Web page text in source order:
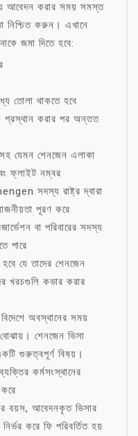
আবেদন করার সময় সমস্ত
নিশ্চিত করুন। এখানে
জমা দিতে হবে:
তোলা থাকতে হবে
প্রস্থান করার পর অন্তত
যেমন শেনজেন এলাকা
ফ্লাইট নম্বর
সদস্য রাষ্ট্র দ্বারা
পূরণ করে
বা পরিবারের সদস্য
পারে
যে তাদের শেনজেন
খরচগুলি কভার করার
অবস্থানের সময়
শেনজেন ভিসা
গুরুত্বপূর্ণ বিষয়।
কর্মসংস্থানের
বয়স, আবেদনকৃত ভিসার
করে ফি পরিবর্তিত হয়